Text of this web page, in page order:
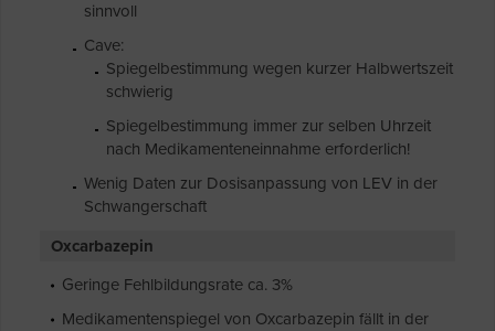
sinnvoll
Cave:
Spiegelbestimmung wegen kurzer Halbwertszeit
schwierig
Spiegelbestimmung immer zur selben Uhrzeit
nach Medikamenteneinnahme erforderlich!
Wenig Daten zur Dosisanpassung von LEV in der
Schwangerschaft
Oxcarbazepin
Geringe Fehlbildungsrate ca. 3%
Medikamentenspiegel von Oxcarbazepin fällt in der